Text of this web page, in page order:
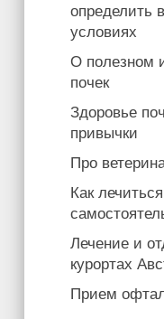
определить
условиях
О полезном
почек
Здоровье
привычки
Про
Как
Лечение и
курортах
Прием